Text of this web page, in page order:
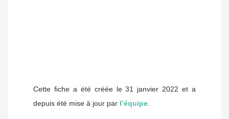
Cette fiche a été créée le 31 janvier 2022 et a
depuis été mise à jour par l’équipe